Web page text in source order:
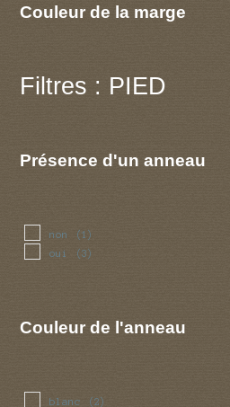
Couleur de la marge
Filtres : PIED
Présence d'un anneau
non (1)
oui (3)
Couleur de l'anneau
blanc (2)